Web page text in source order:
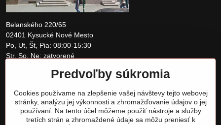
Belanského 220/65
02401 Kysucké Nové Mesto
Po, Ut, Št, Pia: 08:00-15:30
Str, So, Ne: zatvorené
obchod@tomshardware.sk
Predvoľby súkromia
Cookies používame na zlepšenie vašej návštevy tejto webovej
stránky, analýzu jej výkonnosti a zhromažďovanie údajov o jej
používaní. Na tento účel môžeme použiť nástroje a služby
tretích strán a zhromaždené údaje sa môžu preniesť k